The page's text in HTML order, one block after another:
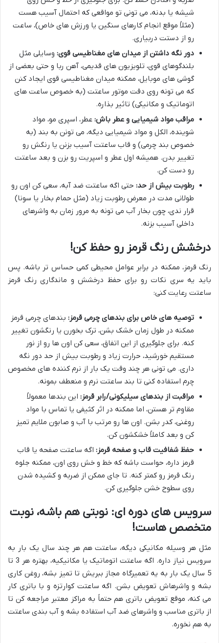
شیشه یا بدنه، می تونی تو مواقعی که احتمال آسیب هست
(مثلاً موقع انجام کارهای سنگین یا ورزش های خاص)، ساعت
رو از دستت دربیاری.
دور نگه داشتن از میدان های مغناطیسی قوی: وسایلی مثل
بلندگوهای قوی، تلویزیون های قدیمی، آهن ربا و حتی بعضی از
گوشی های موبایل، ممکنه میدان مغناطیسی قوی ایجاد کنن
که می تونه روی دقت موتور ساعتت (به خصوص ساعت های
اتوماتیک و مکانیکی) تاثیر بذاره.
مراقب مواد شیمیایی و عطر باش: عطر، اسپری مو، مواد
شوینده، الکل و مواد شیمیایی دیگه، می تونن به بند (به
خصوص بند چرمی) و قاب ساعتت آسیب بزنن یا رنگش رو
تغییر بدن. همیشه اول عطر و اسپریت رو بزن و بعد ساعتت
رو دست کن.
رطوبت بیش از حد: حتی اگه ساعتت ضد آبه، سعی کن اون رو
طولانی مدت در معرض رطوبت زیاد (مثل حمام بخار یا سونا)
قرار ندی، چون بخار آب می تونه به مرور زمان به واشرهای
داخلی آسیب بزنه.
درخشش رنگ قرمز رو حفظ کن!
رنگ قرمز، ممکنه در برابر عوامل محیطی کمی حساس تر باشه. پس
باید یه سری نکات رو برای حفظ درخشش و ماندگاری رنگ قرمز
ساعتت رعایت کنی:
توصیه های خاص برای بندهای چرمی قرمز: بندهای چرمی قرمز
ممکنه در طول زمان خشک بشن، ترک بخورن یا رنگشون تغییر
کنه. برای جلوگیری از این اتفاق، سعی کن اون ها رو از نور
مستقیم خورشید، حرارت زیاد و رطوبت بیش از حد دور نگه
داری. می تونی هر چند وقت یک بار از نرم کننده های مخصوص
چرم استفاده کنی تا بند ساعتت نرم و منعطف بمونه.
مراقبت از بندهای سیلیکونی/رابر قرمز: این بندها معمولاً
مقاوم تر هستن، اما ممکنه در اثر کثیفی یا تماس با مواد
روغنی، کدر بشن. اون ها رو مرتب با آب و صابون ملایم تمیز
کن و بعد کاملاً خشکشون کن.
حفظ شفافیت قاب و صفحه قرمز: اگه ساعتت صفحه یا قاب
قرمز داره، حواست باشه که خط و خش روی اون، ممکنه جلوه
رنگ قرمز رو کمتر کنه. تا جای ممکن از ضربه و کشیده شدن
روی سطوح خشن جلوگیری کن.
سرویس های دوره ای: نوبتی هم باشه، نوبت
متخصص هاست!
مثل هر وسیله مکانیکی دیگه، ساعتت هم هر چند سال یک بار به
سرویس نیاز داره. اگه ساعتت اتوماتیک یا مکانیکیه، بهتره هر 3 تا
5 سال یک بار به یه تعمیرگاه مجاز ببریش تا تمیز بشه، روغن کاری
بشه و واشرهاش تعویض بشن. اگه ساعتت کوارتزه و با باتری کار
می کنه، موقع تعویض باتری هم حتماً به مراکز معتبر مراجعه کن تا
از باتری مناسب و واشرهای ضد آب استفاده بشه و آب بندی ساعتت
به هم نخوره.